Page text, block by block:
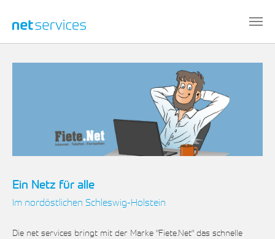
Ein Netz für alle
Im nordöstlichen Schleswig-Holstein
Die net services bringt mit der Marke "Fiete.Net" das schnelle